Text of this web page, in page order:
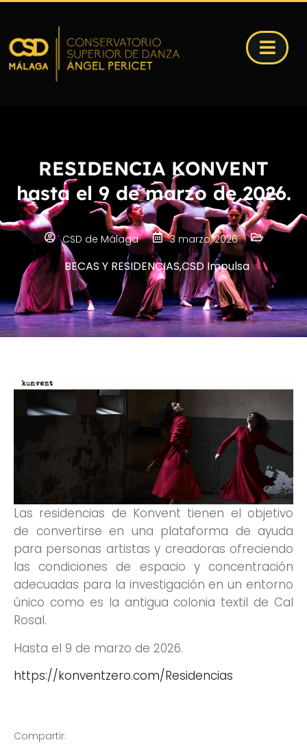
RESIDENCIA KONVENT
hasta el 9 de marzo de 2026.
CSD de Málaga 3 marzo, 2026
BECAS Y RESIDENCIAS,CSD Impulsa
Las residencias de Konvent tienen el objetivo
de convertirse en una plataforma de ayuda
para personas artistas y creadoras ofreciendo
las condiciones de espacio y concentración
adecuadas para la investigación en un entorno
único como es la antigua colonia textil de Cal
Rosal.
Hasta el 9 de marzo de 2026.
https://konventzero.com/Residencias
Compartir: